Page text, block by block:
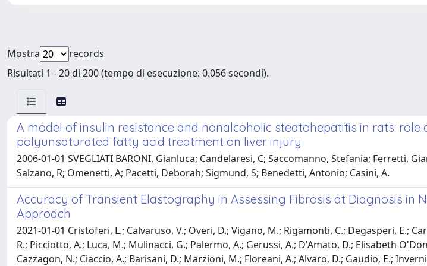
Mostra
records
Risultati 1 - 20 di 200 (tempo di esecuzione: 0.056 secondi).
A model of insulin resistance and nonalcoholic steatohepatitis in rats:
polyunsaturated fatty acid treatment on liver injury
2006-01-01 SVEGLIATI BARONI, Gianluca; Candelaresi, C; Saccomanno, Stefania; Ferretti,
Salzano, R; Omenetti, A; Pacetti, Deborah; Sigmund, S; Benedetti, Antonio; Casini, A.
Accuracy of Transient Elastography in Assessing Fibrosis at Diagnosis in
Approach
2021-01-01 Cristoferi, L.; Calvaruso, V.; Overi, D.; Vigano, M.; Rigamonti, C.; Degasperi, E.;
R.; Picciotto, A.; Luca, M.; Mulinacci, G.; Palermo, A.; Gerussi, A.; D'Amato, D.; Elisabeth
Cazzagon, N.; Ciaccio, A.; Barisani, D.; Marzioni, M.; Floreani, A.; Alvaro, D.; Gaudio, E.;